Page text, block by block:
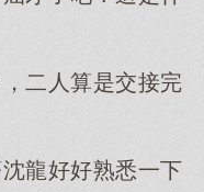
二人算是交接完
龍好好熟悉一下